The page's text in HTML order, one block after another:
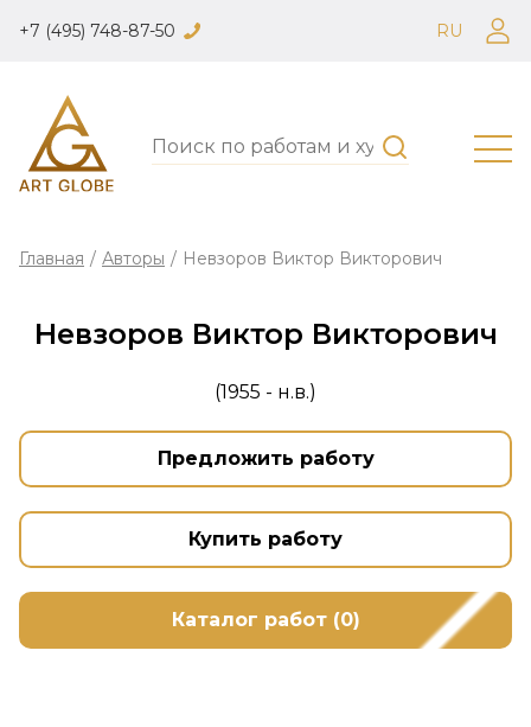
+7 (495) 748-87-50 RU
Главная / Авторы / Невзоров Виктор Викторович
Невзоров Виктор Викторович
(1955 - н.в.)
Предложить работу
Купить работу
Каталог работ (0)